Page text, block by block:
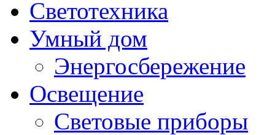
Светотехника
Умный дом
Энергосбережение
Освещение
Световые приборы